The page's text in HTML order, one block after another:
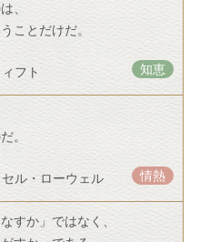
、
ことだけだ。
フト 知恵
。
ル・ローウェル 情熱
すか」ではなく、